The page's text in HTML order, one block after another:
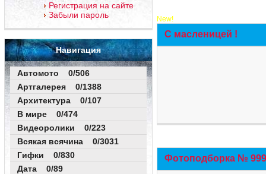
Регистрация на сайте
Забыли пароль
Навигация
Автомото 0/506
Артгалерея 0/1388
Архитектура 0/107
В мире 0/474
Видеоролики 0/223
Всякая всячина 0/3031
Гифки 0/830
Дата 0/89
New!
С масленицей !
Фотоподборка №